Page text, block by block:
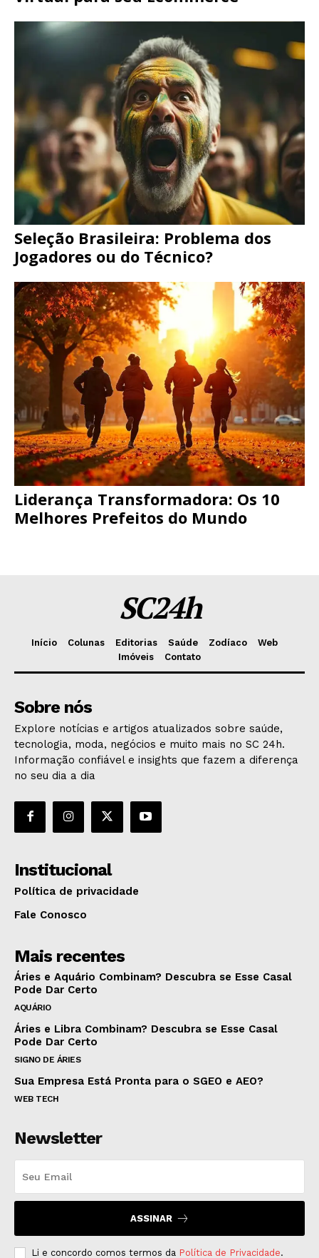
Seleção Brasileira: Problema dos
Jogadores ou do Técnico?
Liderança Transformadora: Os 10
Melhores Prefeitos do Mundo
SC24h
Início Colunas Editorias Saúde Zodíaco
Web
Imóveis
Contato
Sobre nós
Explore notícias e artigos atualizados sobre saúde,
tecnologia, moda, negócios e muito mais no SC 24h.
Informação confiável e insights que fazem a diferença
no seu dia a dia
Institucional
Política de privacidade
Fale Conosco
Mais recentes
Áries e Aquário Combinam? Descubra se Esse Casal
Pode Dar Certo
AQUÁRIO
Áries e Libra Combinam? Descubra se Esse Casal
Pode Dar Certo
SIGNO DE ÁRIES
Sua Empresa Está Pronta para o SGEO e AEO?
WEB TECH
Newsletter
ASSINAR
Li e concordo comos termos da Política de Privacidade.